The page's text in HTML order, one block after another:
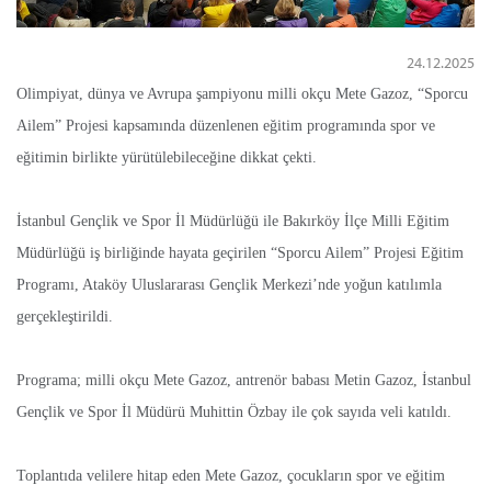
24.12.2025
Olimpiyat, dünya ve Avrupa şampiyonu milli okçu Mete Gazoz, “Sporcu
Ailem” Projesi kapsamında düzenlenen eğitim programında spor ve
eğitimin birlikte yürütülebileceğine dikkat çekti.
İstanbul Gençlik ve Spor İl Müdürlüğü ile Bakırköy İlçe Milli Eğitim
Müdürlüğü iş birliğinde hayata geçirilen “Sporcu Ailem” Projesi Eğitim
Programı, Ataköy Uluslararası Gençlik Merkezi’nde yoğun katılımla
gerçekleştirildi.
Programa; milli okçu Mete Gazoz, antrenör babası Metin Gazoz, İstanbul
Gençlik ve Spor İl Müdürü Muhittin Özbay ile çok sayıda veli katıldı.
Toplantıda velilere hitap eden Mete Gazoz, çocukların spor ve eğitim